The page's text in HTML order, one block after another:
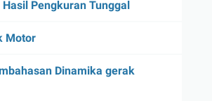
Pengkuran Tunggal
Motor
Dinamika gerak